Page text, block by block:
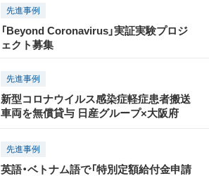
先進事例
「Beyond Coronavirus」実証実験プロジ
ェクト募集
先進事例
新型コロナウイルス感染症軽症患者搬送
車両を無償貸与 日産グループ×大阪府
先進事例
英語・ベトナム語で「特別定額給付金申請